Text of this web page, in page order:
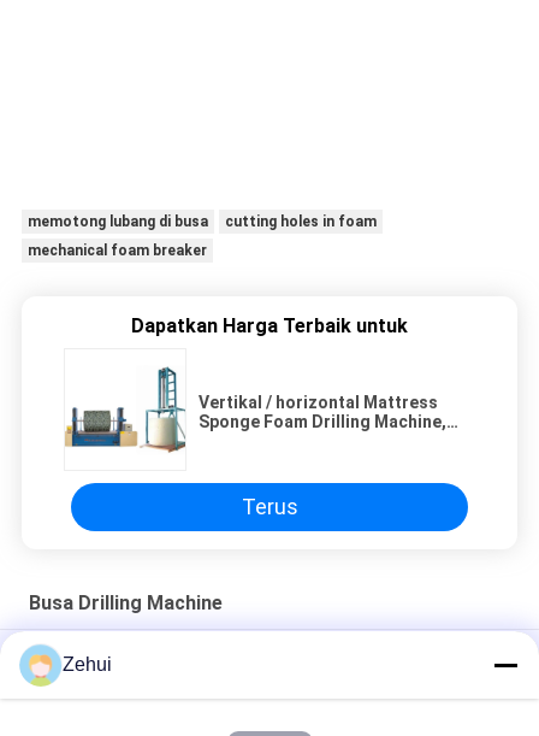
memotong lubang di busa
cutting holes in foam
mechanical foam breaker
Dapatkan Harga Terbaik untuk
Vertikal / horizontal Mattress
Sponge Foam Drilling Machine,
Terus
Busa Drilling Machine
Mesin Embossing Spons Bulat Horizontal / Mesin Pemotong
Abnormitas Untuk Bantal
Zehui